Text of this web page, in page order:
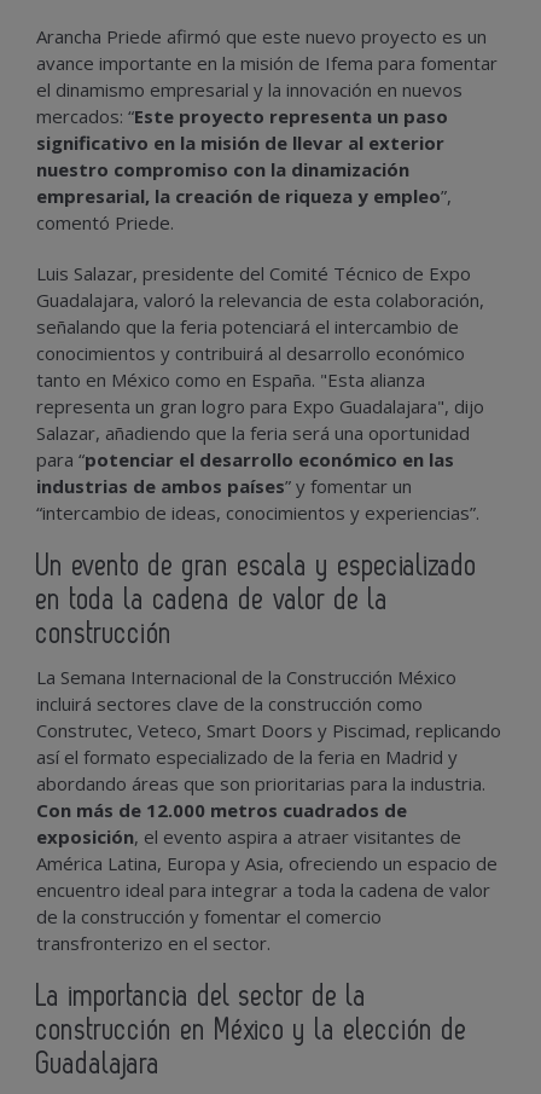
Arancha Priede afirmó que este nuevo proyecto es un
avance importante en la misión de Ifema para fomentar
el dinamismo empresarial y la innovación en nuevos
mercados: “Este proyecto representa un paso
significativo en la misión de llevar al exterior
nuestro compromiso con la dinamización
empresarial, la creación de riqueza y empleo”,
comentó Priede.
Luis Salazar, presidente del Comité Técnico de Expo
Guadalajara, valoró la relevancia de esta colaboración,
señalando que la feria potenciará el intercambio de
conocimientos y contribuirá al desarrollo económico
tanto en México como en España. "Esta alianza
representa un gran logro para Expo Guadalajara", dijo
Salazar, añadiendo que la feria será una oportunidad
para “potenciar el desarrollo económico en las
industrias de ambos países” y fomentar un
“intercambio de ideas, conocimientos y experiencias”.
Un evento de gran escala y especializado
en toda la cadena de valor de la
construcción
La Semana Internacional de la Construcción México
incluirá sectores clave de la construcción como
Construtec, Veteco, Smart Doors y Piscimad, replicando
así el formato especializado de la feria en Madrid y
abordando áreas que son prioritarias para la industria.
Con más de 12.000 metros cuadrados de
exposición, el evento aspira a atraer visitantes de
América Latina, Europa y Asia, ofreciendo un espacio de
encuentro ideal para integrar a toda la cadena de valor
de la construcción y fomentar el comercio
transfronterizo en el sector.
La importancia del sector de la
construcción en México y la elección de
Guadalajara